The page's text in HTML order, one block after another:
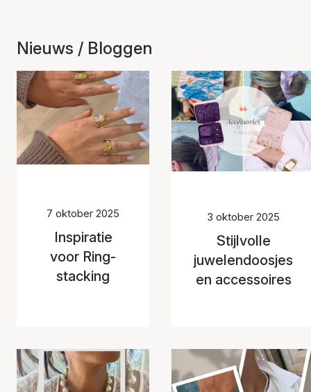
Nieuws / Bloggen
7 oktober 2025
Inspiratie
voor Ring-
stacking
3 oktober 2025
Stijlvolle
juwelendoosjes
en accessoires